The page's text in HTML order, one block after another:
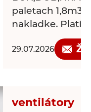
paletach 1,8m3
nakladke. Platí
29.07.2026
ventilátory